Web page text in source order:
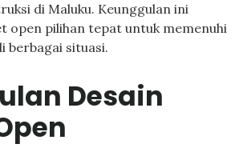
di Maluku. Keunggulan ini
open pilihan tepat untuk memenuhi
berbagai situasi.
Desain